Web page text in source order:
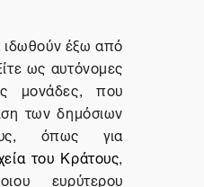
έξω από
ως αυτόνομες
μονάδες, που
των δημόσιων
όπως για
του Κράτους,
ευρύτερου